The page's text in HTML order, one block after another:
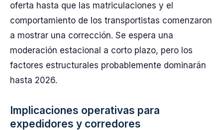
oferta hasta que las matriculaciones y el
comportamiento de los transportistas comenzaron
a mostrar una corrección. Se espera una
moderación estacional a corto plazo, pero los
factores estructurales probablemente dominarán
hasta 2026.
Implicaciones operativas para
expedidores y corredores